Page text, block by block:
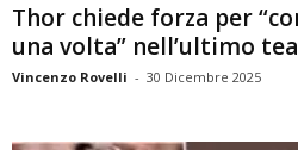
Thor chiede forza per
una volta” nell’ultimo
Vincenzo Rovelli - 30 Dicembre 2025